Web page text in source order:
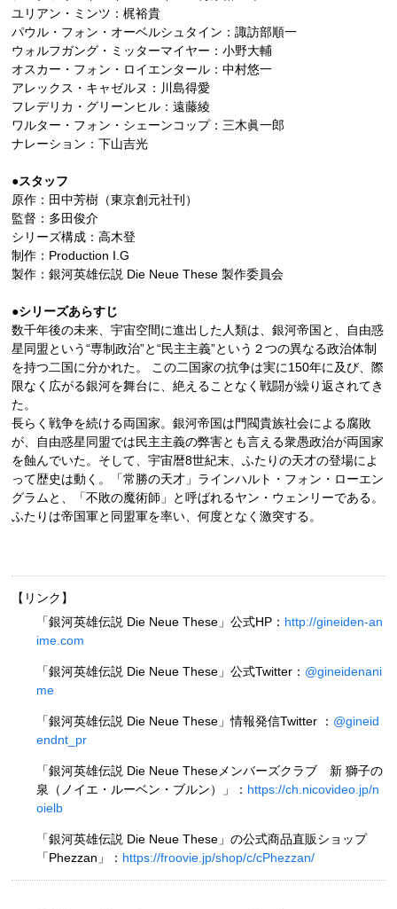
ユリアン・ミンツ：梶裕貴
パウル・フォン・オーベルシュタイン：諏訪部順一
ウォルフガング・ミッターマイヤー：小野大輔
オスカー・フォン・ロイエンタール：中村悠一
アレックス・キャゼルヌ：川島得愛
フレデリカ・グリーンヒル：遠藤綾
ワルター・フォン・シェーンコップ：三木眞一郎
ナレーション：下山吉光
●スタッフ
原作：田中芳樹（東京創元社刊）
監督：多田俊介
シリーズ構成：高木登
制作：Production I.G
製作：銀河英雄伝説 Die Neue These 製作委員会
●シリーズあらすじ
数千年後の未来、宇宙空間に進出した人類は、銀河帝国と、自由惑
星同盟という“専制政治”と“民主主義”という２つの異なる政治体制
を持つ二国に分かれた。 この二国家の抗争は実に150年に及び、際
限なく広がる銀河を舞台に、絶えることなく戦闘が繰り返されてき
た。
長らく戦争を続ける両国家。銀河帝国は門閥貴族社会による腐敗
が、自由惑星同盟では民主主義の弊害とも言える衆愚政治が両国家
を蝕んでいた。そして、宇宙暦8世紀末、ふたりの天才の登場によ
って歴史は動く。「常勝の天才」ラインハルト・フォン・ローエン
グラムと、「不敗の魔術師」と呼ばれるヤン・ウェンリーである。
ふたりは帝国軍と同盟軍を率い、何度となく激突する。
【リンク】
「銀河英雄伝説 Die Neue These」公式HP： http://gineiden-an
ime.com
「銀河英雄伝説 Die Neue These」公式Twitter： @gineidenani
me
「銀河英雄伝説 Die Neue These」情報発信Twitter ： @gineid
endnt_pr
「銀河英雄伝説 Die Neue Theseメンバーズクラブ 新 獅子の
泉（ノイエ・ルーベン・ブルン）」： https://ch.nicovideo.jp/n
oielb
「銀河英雄伝説 Die Neue These」の公式商品直販ショップ
「Phezzan」： https://froovie.jp/shop/c/cPhezzan/